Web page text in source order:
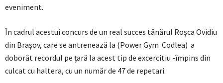
eveniment.
În cadrul acestui concurs de un real succes tânărul Roșca Ovidiu
din Brașov, care se antrenează la (Power Gym Codlea) a
doborât recordul pe țară la acest tip de excercitiu -împins din
culcat cu haltera, cu un număr de 47 de repetari.